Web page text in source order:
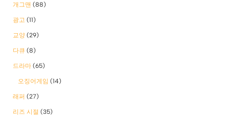
개그맨 (88)
광고 (11)
교양 (29)
다큐 (8)
드라마 (65)
오징어게임 (14)
래퍼 (27)
리즈 시절 (35)